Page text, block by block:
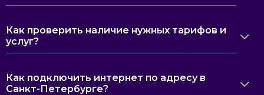
Как проверить наличие нужных тарифов и
услуг?
Как подключить интернет по адресу в
Санкт-Петербурге?